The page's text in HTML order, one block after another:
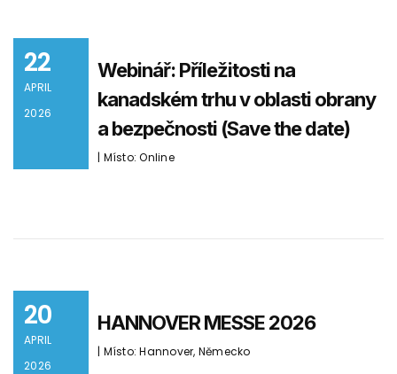
22
APRIL
2026
Webinář: Příležitosti na
kanadském trhu v oblasti obrany
a bezpečnosti (Save the date)
| Místo: Online
20
APRIL
2026
HANNOVER MESSE 2026
| Místo: Hannover, Německo